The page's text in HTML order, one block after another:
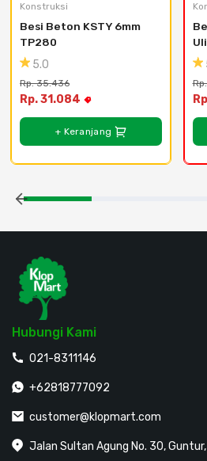
Konstruksi
Besi Beton KSTY 6mm
TP280
5.0
Rp. 35.436
Rp. 31.084
+ Keranjang
Hubungi Kami
021-8311146
+62818777092
customer@klopmart.com
Jalan Sultan Agung No. 30,